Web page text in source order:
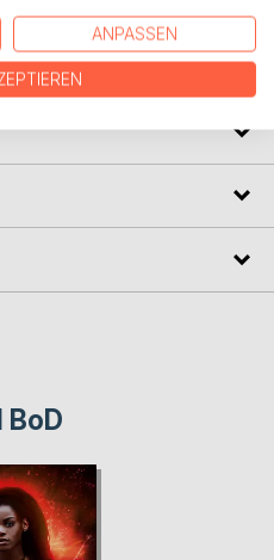
Leben. Doch am Ende
Gefahr von ganz
der eigenen Gruppe.
BoD
ANPASSEN